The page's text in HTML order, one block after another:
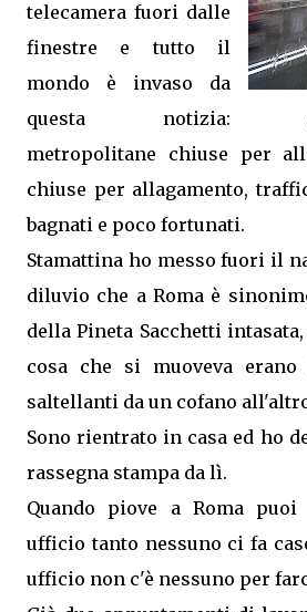
telecamera fuori dalle
finestre e tutto il
mondo è invaso da
questa notizia:
metropolitane chiuse per
chiuse per allagamento,
bagnati e poco fortunati.
Stamattina ho messo fuori il
diluvio che a Roma è
della Pineta Sacchetti
cosa che si muoveva erano
saltellanti da un cofano
Sono rientrato in casa ed ho
rassegna stampa da lì.
Quando piove a Roma
ufficio tanto nessuno ci fa
ufficio non c'è nessuno per